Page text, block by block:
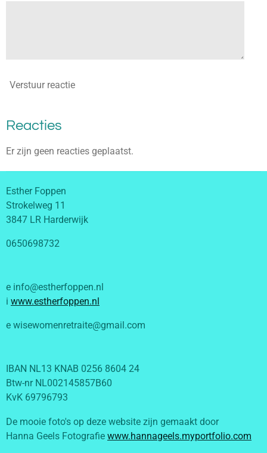
Verstuur reactie
Reacties
Er zijn geen reacties geplaatst.
Esther Foppen
Strokelweg 11
3847 LR Harderwijk
0650698732
e info@estherfoppen.nl
i www.estherfoppen.nl
e wisewomenretraite@gmail.com
IBAN NL13 KNAB 0256 8604 24
Btw-nr NL002145857B60
KvK 69796793
De mooie foto's op deze website zijn gemaakt door
Hanna Geels Fotografie www.hannageels.myportfolio.com